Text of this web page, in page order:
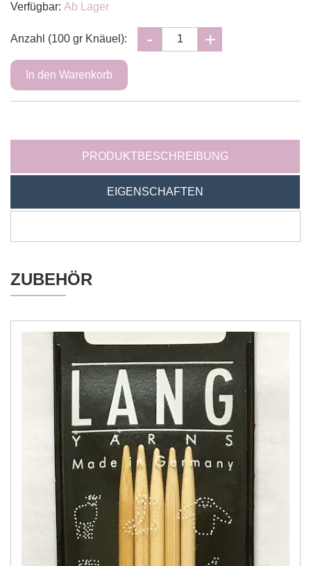
Verfügbar: Ab Lager
Anzahl (100 gr Knäuel):
PRODUKTBESCHREIBUNG
EIGENSCHAFTEN
ZUBEHÖR